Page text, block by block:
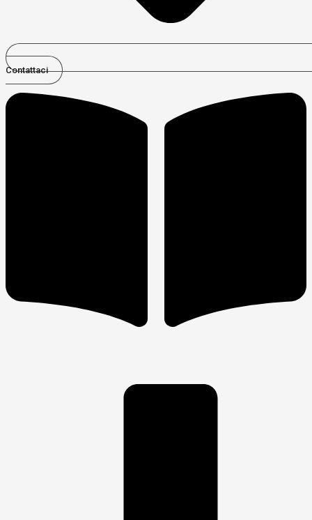
Contattaci